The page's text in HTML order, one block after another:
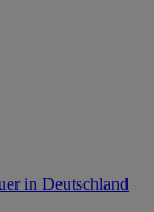
in Deutschland